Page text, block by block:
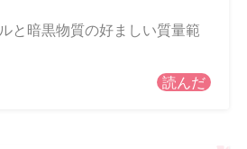
と暗黒物質の好ましい質量範
読んだ